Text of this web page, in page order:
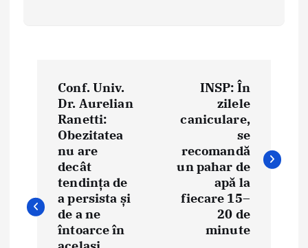
a
Conf. Univ.
Dr. Aurelian
Ranetti:
Obezitatea
nu are
decât
tendința de
a persista și
de a ne
întoarce în
INSP: În
zilele
caniculare,
se
recomandă
un pahar de
apă la
fiecare 15–
20 de
minute